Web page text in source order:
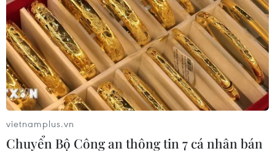
vietnamplus.vn
Chuyển Bộ Công an thông tin 7 cá nhân bán